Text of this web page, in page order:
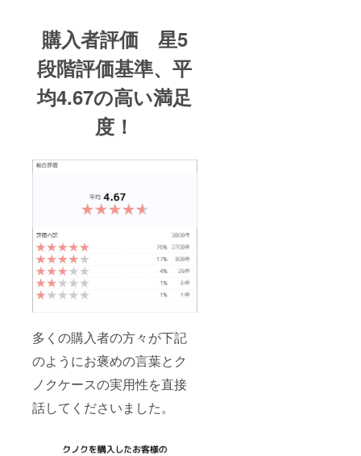
購入者評価 星5
段階評価基準、平
均4.67の高い満足
度！
多くの購入者の方々が下記
のようにお褒めの言葉とク
ノクケースの実用性を直接
話してくださいました。